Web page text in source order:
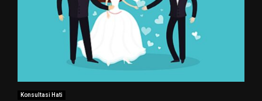
Konsultasi Hati